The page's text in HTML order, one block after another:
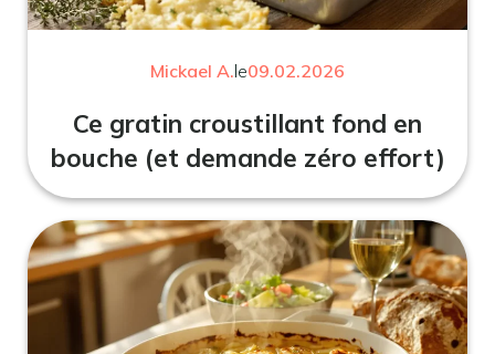
Mickael A.le09.02.2026
Ce gratin croustillant fond en
bouche (et demande zéro effort)